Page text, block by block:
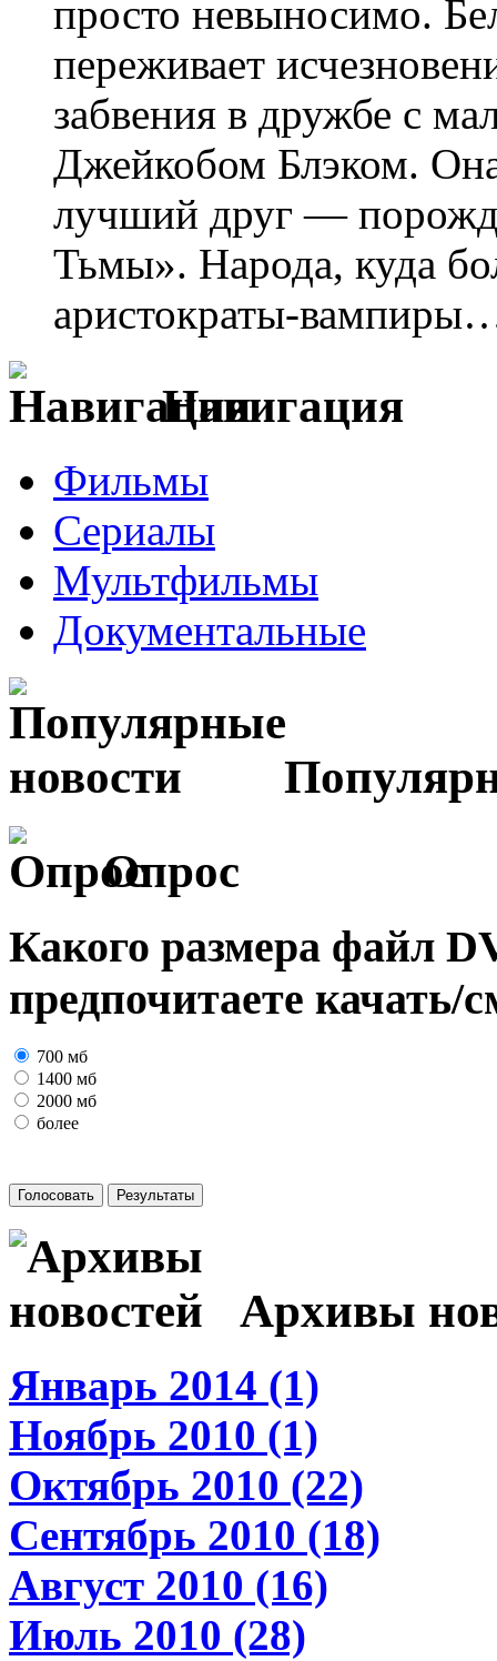
просто невыносимо.
переживает
забвения в дружбе с
Джейкобом Блэком. Она
лучший друг —
Тьмы». Народа, куда
аристократы-
Навигация
Фильмы
Сериалы
Мультфильмы
Документальные
Опрос
Какого размера файл
предпочитаете качать/
700 мб
1400 мб
2000 мб
более
Архивы
Январь 2014 (1)
Ноябрь 2010 (1)
Октябрь 2010 (22)
Сентябрь 2010 (18)
Август 2010 (16)
Июль 2010 (28)